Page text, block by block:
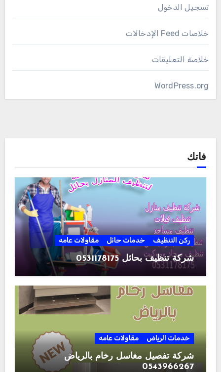
تسجيل الدخول
خلاصات Feed الإدخالات
خلاصة التعليقات
WordPress.org
فاتك
ركن التنظيف خدمات حائل مقاولات عامه
شركة تنظيف بحائل 0531178175
خدمات الرياض مقاولات عامه
شركة تفصيل مغاسل رخام بالرياض
0543966267